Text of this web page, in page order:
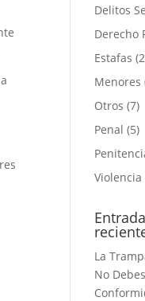
Delitos
Derecho
Estafas
Menores
Otros (7)
Penal (5)
La
No